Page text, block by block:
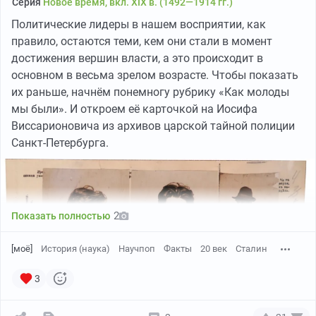
на языке стал ощущать что-то вроде изюма...
Это было какое-то насекомое — не то таракан,
не то пчела.
Явившись к нам в редакцию, он просил
напечатать об этом в газете.
Кусок подрукавного с „изюмом“ находится в
редакции.
«Тульское УТРО», газетабеспартийная, прогрессивная
и общественно-литературная. II-й год издания, № 122
за 29 июня (12 июля) 1914 г.
* Цитата адаптирована к современной русской
Феликс Эдмундович Дзержинский. Краков, 1912. ( Источник
Парадоксы образа. Советский плакатный
Дзержинский — это суровый аскет с проницательным
взглядом. Трудно поверить, что этот человек когда-то
был жизнерадостным щёголем. А вообще существует
достаточно известная серия фотографий
Дзержинского в разные периоды в тюрьмах: по ним
видно, как выковывался Железный Феликс.
Политические лидеры в нашем восприятии, как
правило, остаются теми, кем они стали в момент
достижения вершин власти, а это происходит в
основном в весьма зрелом возрасте. Чтобы показать
их раньше, начнём понемногу рубрику «Как молоды
мы были». И откроем её карточкой на Иосифа
Виссарионовича из архивов царской тайной полиции
Санкт-Петербурга.
Показать полностью 2
[моё] История (наука) Научпоп Факты 20 век Сталин
3